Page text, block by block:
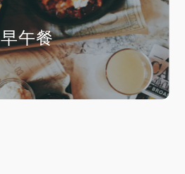
早午餐